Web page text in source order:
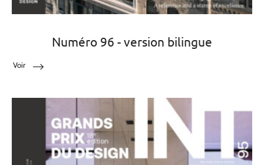
Numéro 96 - version bilingue
Voir